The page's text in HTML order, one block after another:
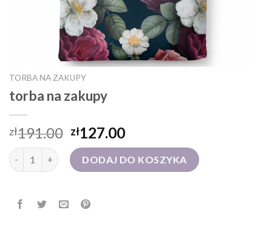
TORBA NA ZAKUPY
torba na zakupy
zł191.00 zł127.00
ilość torba na zakupyDODAJ DO KOSZYKA